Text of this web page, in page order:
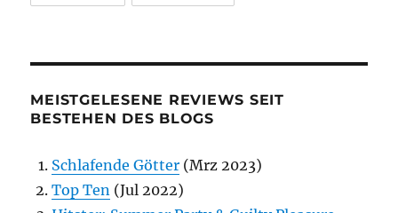
MEISTGELESENE REVIEWS SEIT
BESTEHEN DES BLOGS
Schlafende Götter (Mrz 2023)
Top Ten (Jul 2022)